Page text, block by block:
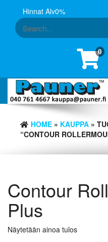
content
Hinnat Alv0%
0
HOME » KAUPPA »
“CONTOUR
Contour
Plus
Näytetään ainoa tulos